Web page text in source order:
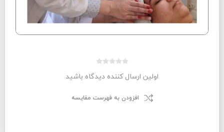
اولین ارسال کننده دیدگاه باشید
افزودن به فهرست مقایسه